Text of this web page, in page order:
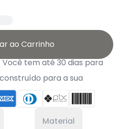
ao Carrinho
Você tem até 30 dias para
para a sua
Material